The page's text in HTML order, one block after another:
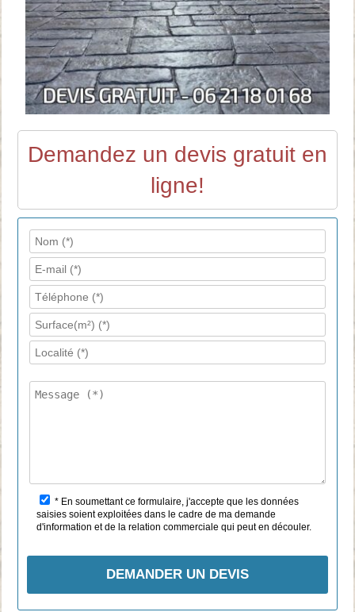
Demandez un devis gratuit en
ligne!
e
z
a
s
* En soumettant ce formulaire, j'accepte que les données
saisies soient exploitées dans le cadre de ma demande
d'information et de la relation commerciale qui peut en découler.